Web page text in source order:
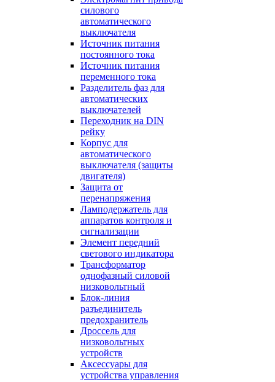
силового
автоматического
выключателя
Источник питания
постоянного тока
Источник питания
переменного тока
Разделитель фаз для
автоматических
выключателей
Переходник на DIN
рейку
Корпус для
автоматического
выключателя (защиты
двигателя)
Защита от
перенапряжения
Ламподержатель для
аппаратов контроля и
сигнализации
Элемент передний
светового индикатора
Трансформатор
однофазный силовой
низковольтный
Блок-линия
разъединитель
предохранитель
Дроссель для
низковольтных
устройств
Аксессуары для
устройства управления